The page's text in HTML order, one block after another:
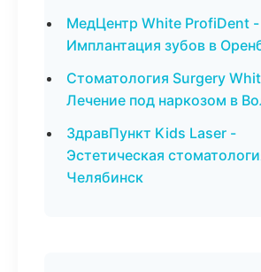
МедЦентр White ProfiDent -
Имплантация зубов в
Стоматология Surgery
Лечение под наркозом в
ЗдравПункт Kids Laser -
Эстетическая
Челябинск